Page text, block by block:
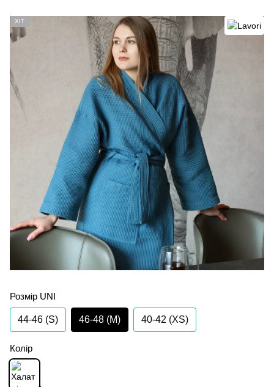
ХІТ
Розмір UNI
44-46 (S) 46-48 (M) 40-42 (XS)
Колір